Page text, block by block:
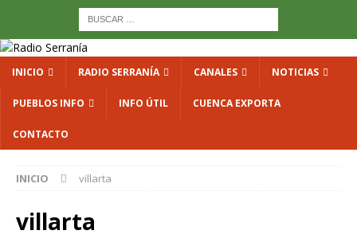
INICIO RADIO SERRANÍA CANALES NOTICIAS
PUEBLOS INFO INFO ÚTIL CUENCA EXPORTA
CONTACTO
INICIO villarta
villarta